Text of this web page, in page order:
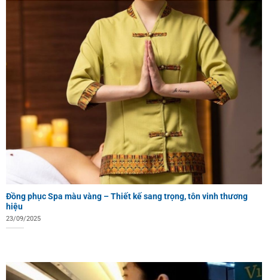
Đồng phục Spa màu vàng – Thiết kế sang trọng, tôn vinh thương
hiệu
23/09/2025